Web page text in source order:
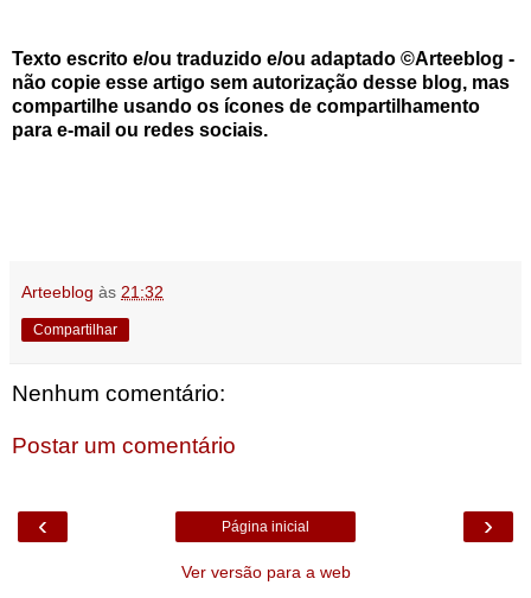
Texto escrito e/ou traduzido e/ou adaptado ©Arteeblog -
não copie esse artigo sem autorização desse blog, mas
compartilhe usando os ícones de compartilhamento
para e-mail ou redes sociais.
Arteeblog às 21:32
Compartilhar
Nenhum comentário:
Postar um comentário
‹ ›
Página inicial
Ver versão para a web